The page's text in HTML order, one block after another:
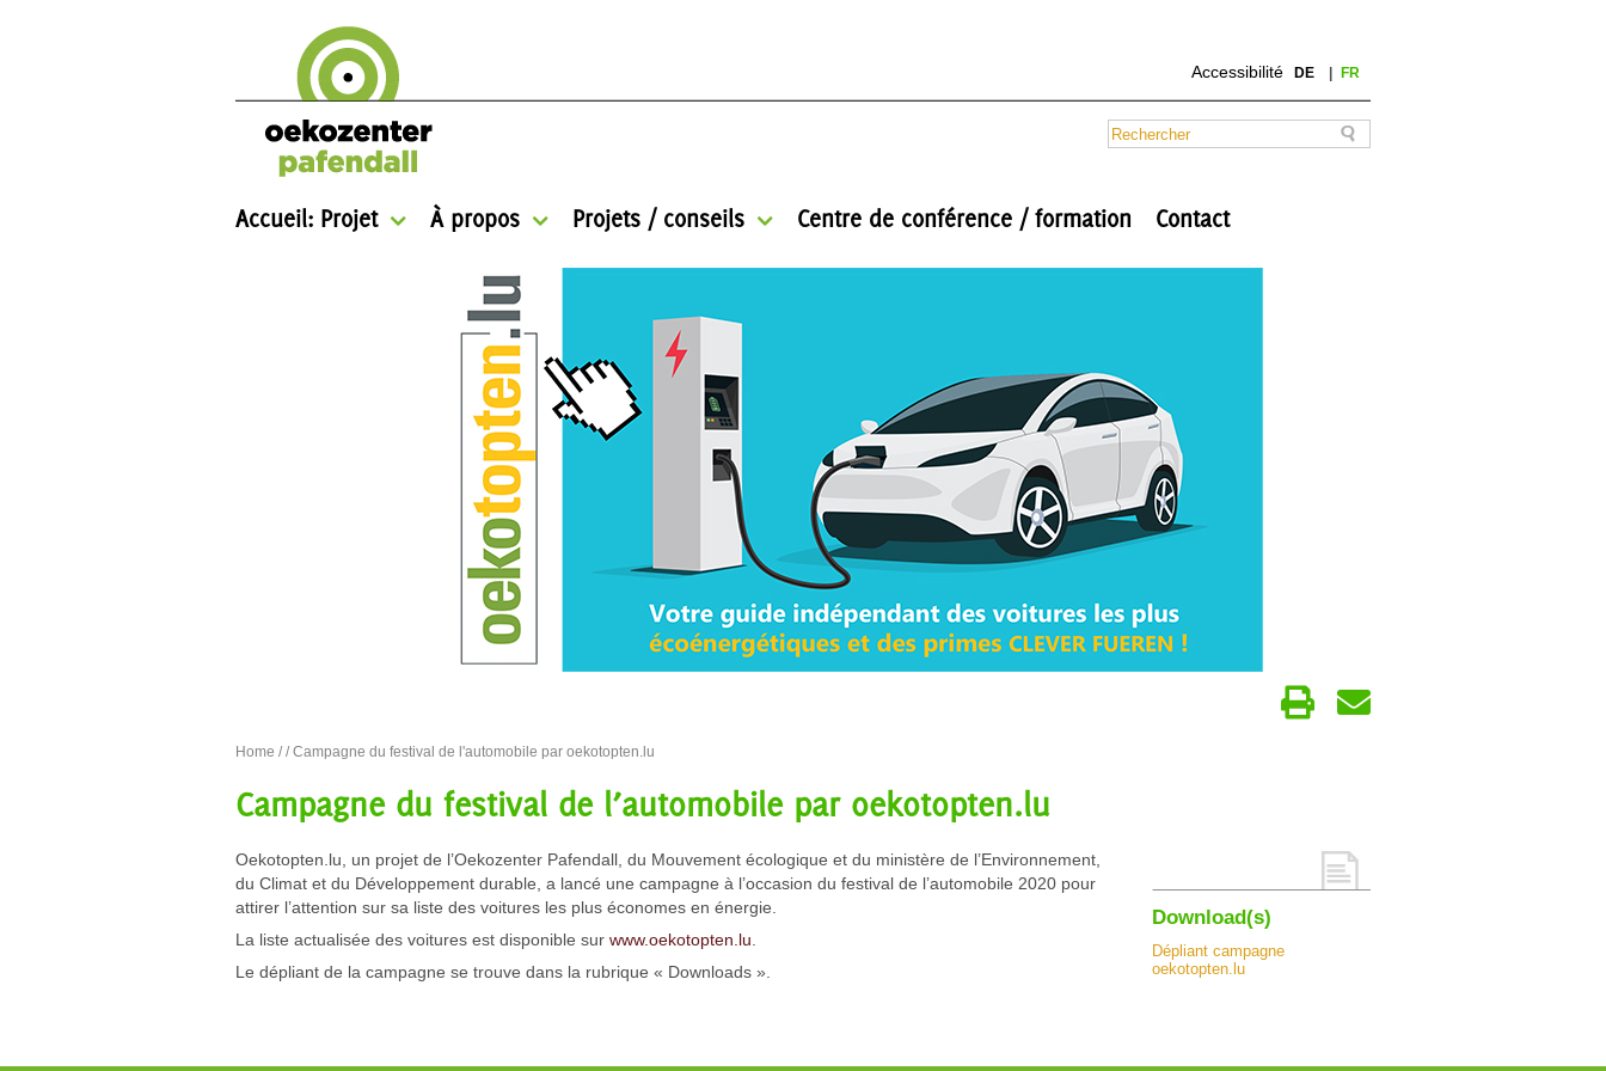
Accessibilité DE FR
Accueil: Projet À propos Projets / conseils Centre de conférence / formation Contact
Home // Campagne du festival de l'automobile par oekotopten.lu
Campagne du festival de l’automobile par oekotopten.lu
Download(s)
Dépliant campagne
oekotopten.lu
Oekotopten.lu, un projet de l’Oekozenter Pafendall, du Mouvement écologique et du ministère de l’Environnement,
du Climat et du Développement durable, a lancé une campagne à l’occasion du festival de l’automobile 2020 pour
attirer l’attention sur sa liste des voitures les plus économes en énergie.
La liste actualisée des voitures est disponible sur www.oekotopten.lu
Le dépliant de la campagne se trouve dans la rubrique « Downloads ».